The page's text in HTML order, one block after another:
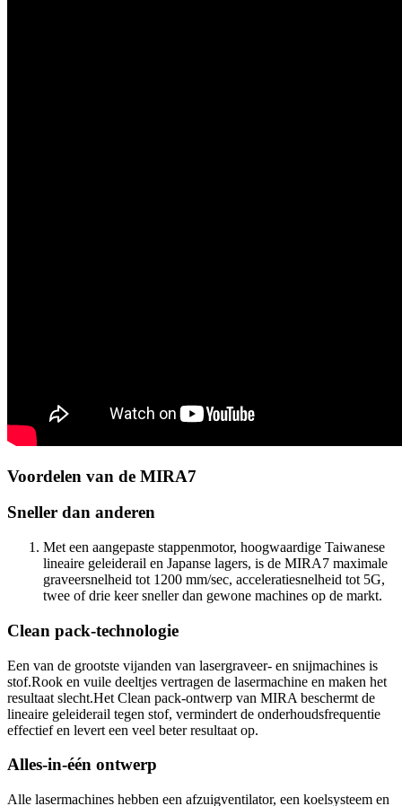
Voordelen van de MIRA7
Sneller dan anderen
Met een aangepaste stappenmotor, hoogwaardige Taiwanese
lineaire geleiderail en Japanse lagers, is de MIRA7 maximale
graveersnelheid tot 1200 mm/sec, acceleratiesnelheid tot 5G,
twee of drie keer sneller dan gewone machines op de markt.
Clean pack-technologie
Een van de grootste vijanden van lasergraveer- en snijmachines is
stof.Rook en vuile deeltjes vertragen de lasermachine en maken het
resultaat slecht.Het Clean pack-ontwerp van MIRA beschermt de
lineaire geleiderail tegen stof, vermindert de onderhoudsfrequentie
effectief en levert een veel beter resultaat op.
Alles-in-één ontwerp
Alle lasermachines hebben een afzuigventilator, een koelsysteem en